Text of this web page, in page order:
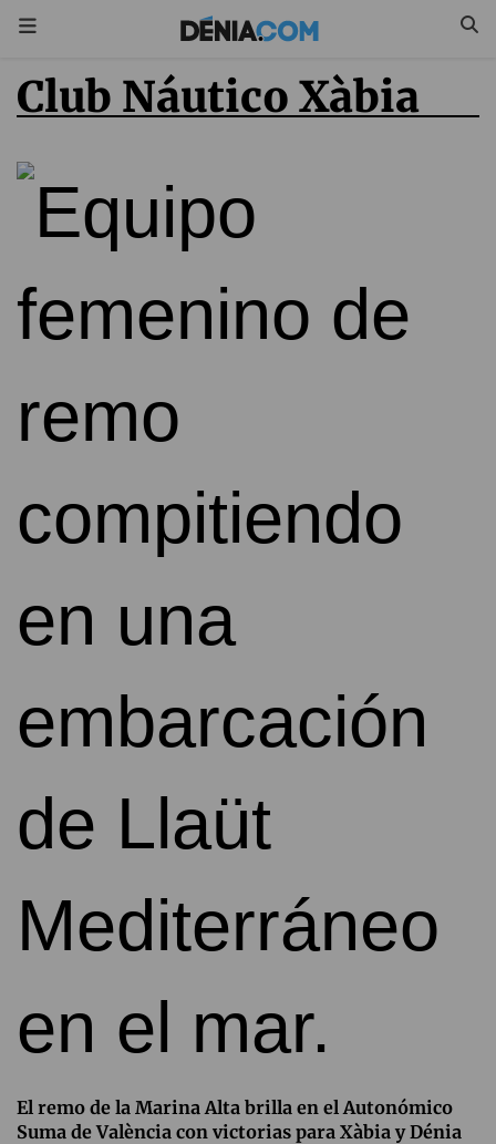
Club Náutico Xàbia
El remo de la Marina Alta brilla en el Autonómico
Suma de València con victorias para Xàbia y Dénia